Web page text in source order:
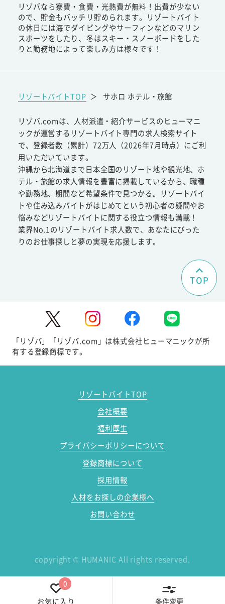
リゾバなら寮費・食費・光熱費が無料！出費が少ない
ので、貯金もバッチリ貯められます。リゾートバイト
の休日には海でダイビングやサーフィンなどのマリン
スポーツをしたり、冬はスキー・スノーボードをした
りと勤務地によって楽しみ方は様々です！
リゾートバイトTOP ＞ サホロ ホテル・旅館
リゾバ.comは、人材派遣・紹介サービスのヒューマニ
ックが運営するリゾートバイト専門の求人検索サイト
で、登録者数（累計）72万人（2026年7月時点）にご利
用いただいています。
沖縄から北海道まで日本全国のリゾート地や観光地、ホ
テル・旅館の求人情報を豊富に掲載しているから、職種
や勤務地、期間など希望条件で見つかる。リゾートバイ
トや住み込みバイトがはじめてという初心者の疑問やお
悩みなどリゾートバイトに関する役立つ情報も満載！
業界No.1のリゾートバイト求人数で、あなたにぴった
りのお仕事探しと夢の実現を応援します。
TOP
「リゾバ」「リゾバ.com」は株式会社ヒューマニックが所
有する登録商標です。
リゾートバイトTOP
会社概要
福利厚生
プライバシーポリシーについて
登録商標について
採用情報
人材をお探しの企業様へ
お問い合わせ
copyright © HUMANIC All rights reserved.
0
お気に入り 条件変更